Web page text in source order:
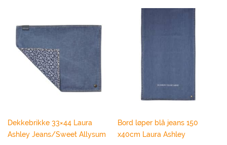
Dekkebrikke 33×44 Laura
Ashley Jeans/Sweet Allysum
Bord løper blå jeans 150
x40cm Laura Ashley